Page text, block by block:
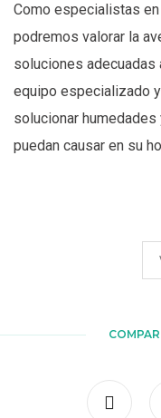
Como especialistas en
podremos valorar la
soluciones adecuadas
equipo especializado
solucionar
puedan causar en su